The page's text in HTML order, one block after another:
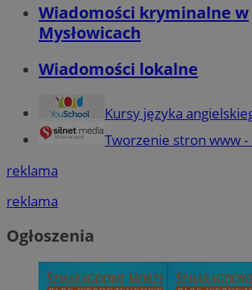
Wiadomości kryminalne w
Mysłowicach
Wiadomości lokalne
Kursy języka
Tworzenie stron www -
reklama
reklama
Ogłoszenia